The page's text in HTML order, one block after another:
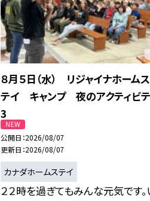
８月５日（水） リジャイナホームス
テイ キャンプ 夜のアクティビ
3
公開日 2026/08/07
更新日 2026/08/07
カナダホームステイ
２２時を過ぎてもみんな元気です。